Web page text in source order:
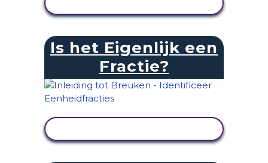
Is het Eigenlijk een
Fractie?